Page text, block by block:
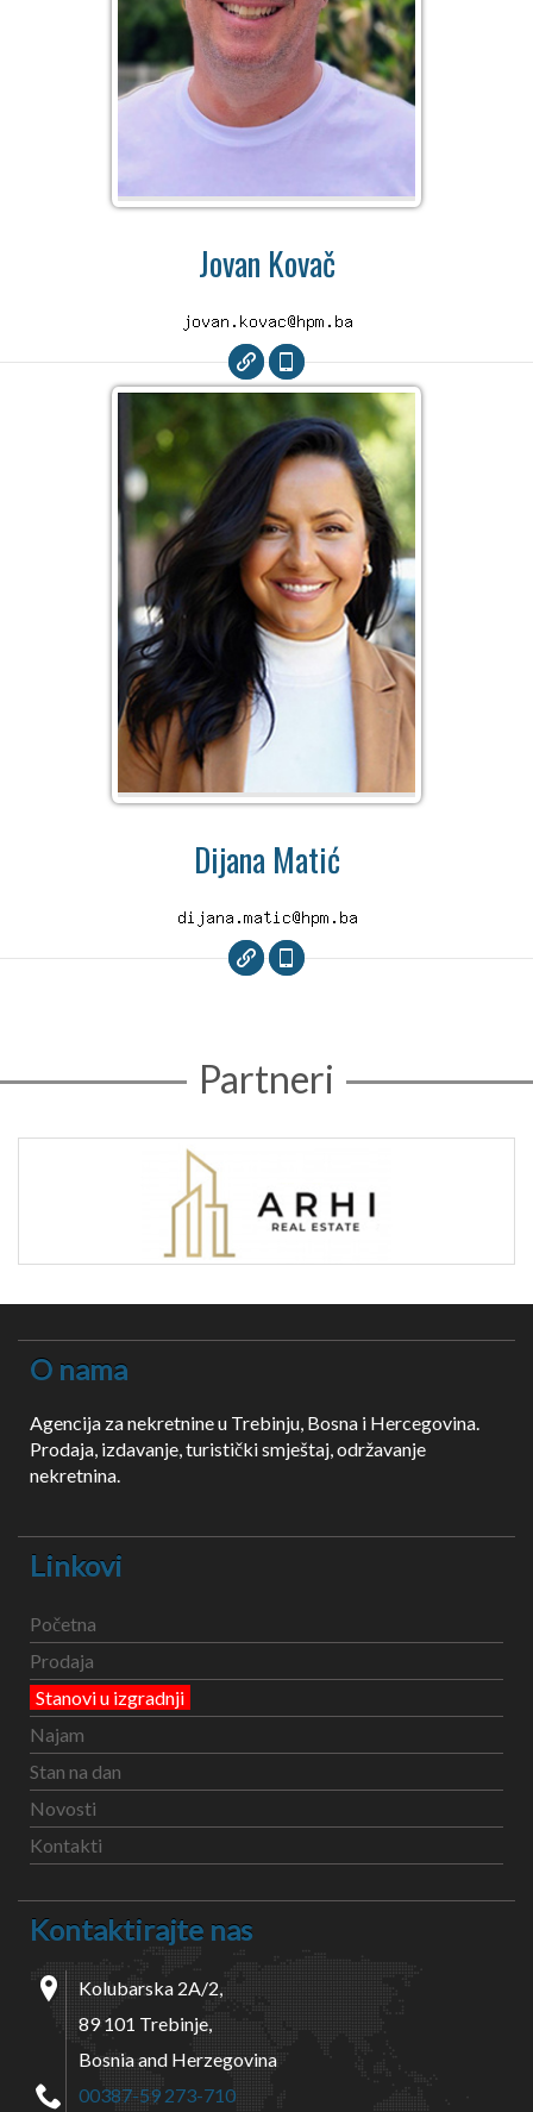
Jovan Kovač
Dijana Matić
Partneri
O nama
Agencija za nekretnine u Trebinju, Bosna i Hercegovina.
Prodaja, izdavanje, turistički smještaj, održavanje
nekretnina.
Linkovi
Početna
Prodaja
Stanovi u izgradnji
Najam
Stan na dan
Novosti
Kontakti
Kontaktirajte nas
Kolubarska 2A/2,
89 101 Trebinje,
Bosnia and Herzegovina
00387-59 273-710